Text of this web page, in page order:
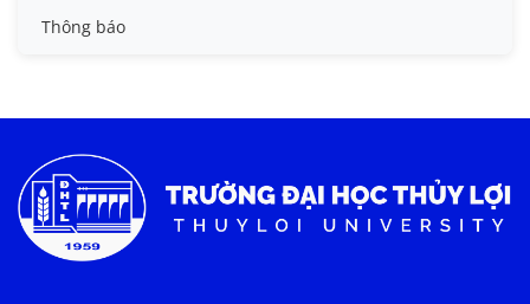
Tin đào tạo
Tin tức chung
Thông báo